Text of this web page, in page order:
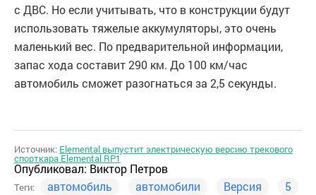
с ДВС. Но если учитывать, что в конструкции будут
использовать тяжелые аккумуляторы, это очень
маленький вес. По предварительной информации,
запас хода составит 290 км. До 100 км/час
автомобиль сможет разогнаться за 2,5 секунды.
Источник: Elemental выпустит электрическую версию трекового
спорткара Elemental RP1
Опубликовал: Виктор Петров
Теги: автомобиль автомобили Версия
5